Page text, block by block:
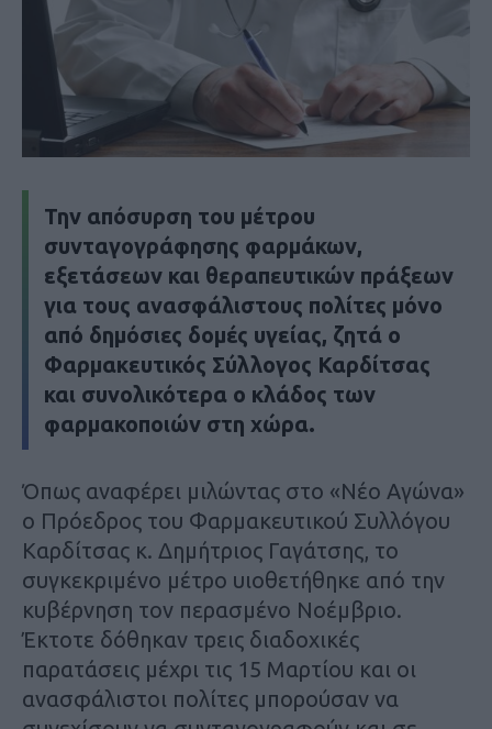
Την απόσυρση του μέτρου
συνταγογράφησης φαρμάκων,
εξετάσεων και θεραπευτικών πράξεων
για τους ανασφάλιστους πολίτες μόνο
από δημόσιες δομές υγείας, ζητά ο
Φαρμακευτικός Σύλλογος Καρδίτσας
και συνολικότερα ο κλάδος των
φαρμακοποιών στη χώρα.
Όπως αναφέρει μιλώντας στο «Νέο Αγώνα»
ο Πρόεδρος του Φαρμακευτικού Συλλόγου
Καρδίτσας κ. Δημήτριος Γαγάτσης, το
συγκεκριμένο μέτρο υιοθετήθηκε από την
κυβέρνηση τον περασμένο Νοέμβριο.
Έκτοτε δόθηκαν τρεις διαδοχικές
παρατάσεις μέχρι τις 15 Μαρτίου και οι
ανασφάλιστοι πολίτες μπορούσαν να